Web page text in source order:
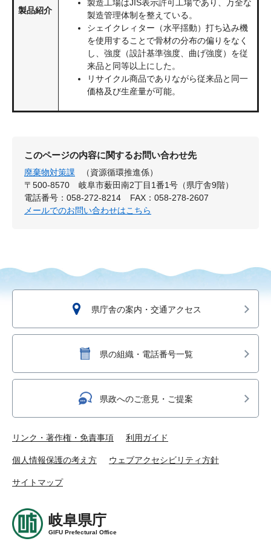
製品紹介
製造工場はJIS表示許可工場であり、万全な
製造管理体制を整えている。
シェイクレィター（水平揺動）打ち込み機
を使用することで骨材の分布の偏りをなく
し、強度（設計基準強度、曲げ強度）を従
来品と同等以上にした。
リサイクル商品でありながら従来品と同一
価格及び生産量が可能。
このページの内容に関するお問い合わせ先
廃棄物対策課
（資源循環推進係）
〒500-8570
岐阜市薮田南2丁目1番1号（県庁舎9階）
電話番号：058-272-8214
FAX：058-278-2607
メールでのお問い合わせはこちら
県庁舎の案内・交通アクセス
県の組織・電話番号一覧
県政へのご意見・ご提案
リンク・著作権・免責事項 利用ガイド
個人情報保護の考え方 ウェブアクセシビリティ方針
サイトマップ
岐阜県庁
GIFU Prefectural Office